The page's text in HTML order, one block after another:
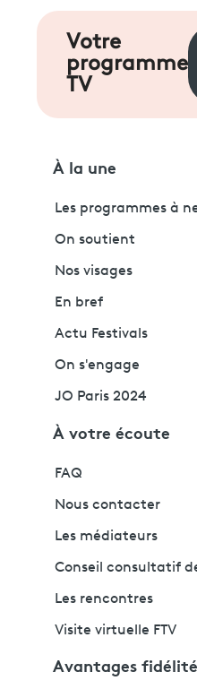
Votre
programme
TV
À la une
Les programmes à
On soutient
Nos visages
En bref
Actu Festivals
On s'engage
JO Paris 2024
À votre écoute
FAQ
Nous contacter
Les médiateurs
Conseil consultatif
Les rencontres
Visite virtuelle FTV
Avantages fidélité